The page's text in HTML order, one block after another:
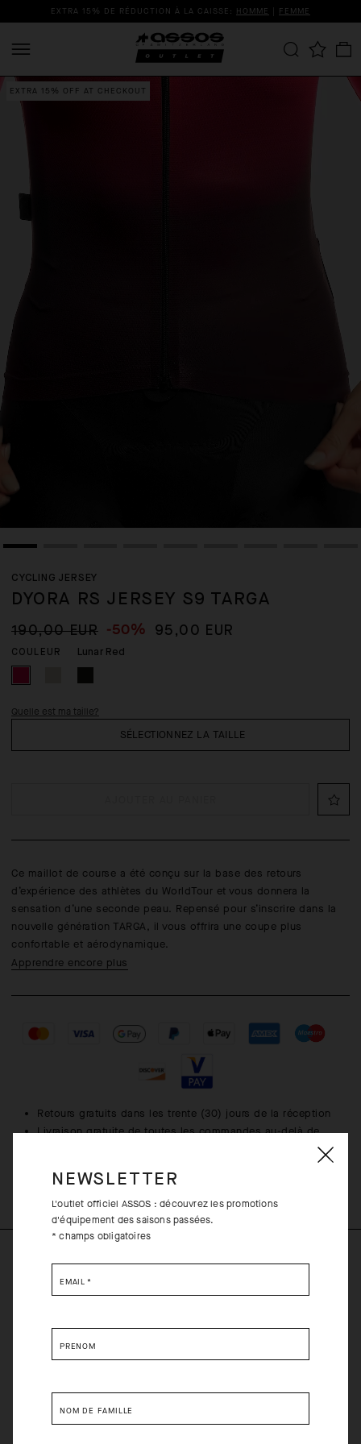
EXTRA 15% DE RÉDUCTION À LA CAISSE: HOMME | FEMME
EXTRA 15% OFF AT CHECKOUT
CYCLING JERSEY
DYORA RS JERSEY S9 TARGA
190,00 EUR -50% 95,00 EUR
COULEUR Lunar Red
SÉLECTIONNEZ LA TAILLE
Quelle est ma taille?
Ce maillot de course a été conçu sur la base des retours
d’expérience des athlètes du WorldTour et vous donnera la
sensation d’une seconde peau. Repensé pour s’inscrire dans la
nouvelle génération TARGA, il vous offrira une coupe plus
confortable et aérodynamique.
Apprendre encore plus
Retours gratuits dans les trente (30) jours de la réception
Livraison gratuite de toutes les commandes au-delà de
plus ajustée à la fois sur les bras et le corps. Ils ont aussi gagné
à présent constitué d’une seule couche, moins volumineuse, et
l’ourlet élastique sur l’arrière arbore quant à lui des détails
réfléchissants.
NEWSLETTER
L'outlet officiel ASSOS : découvrez les promotions
d'équipement des saisons passées.
* champs obligatoires
EMAIL *
PRÉNOM
NOM DE FAMILLE